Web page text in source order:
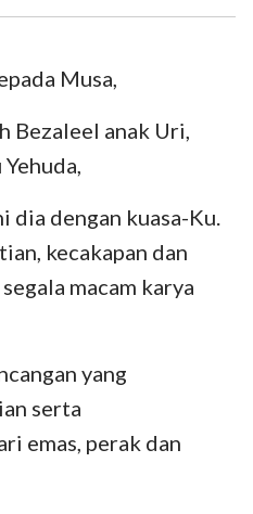
Nehemia
Ayub
Amsal
Kidung Agung
Yeremia
Yehezkiel
Yunus
Nahum
Musa,
Bezaleel anak Uri,
dia dengan kuasa-Ku.
kecakapan dan
macam karya
yang
serta
emas, perak dan